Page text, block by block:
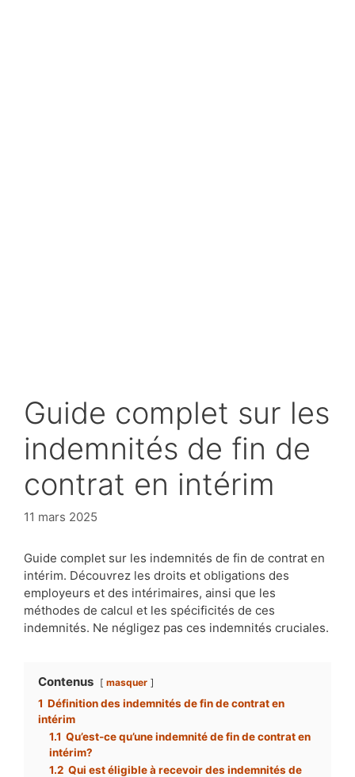
Guide complet sur les
indemnités de fin de
contrat en intérim
11 mars 2025
Guide complet sur les indemnités de fin de contrat en
intérim. Découvrez les droits et obligations des
employeurs et des intérimaires, ainsi que les
méthodes de calcul et les spécificités de ces
indemnités. Ne négligez pas ces indemnités cruciales.
Contenus masquer
1 Définition des indemnités de fin de contrat en
intérim
1.1 Qu’est-ce qu’une indemnité de fin de contrat en
intérim?
1.2 Qui est éligible à recevoir des indemnités de